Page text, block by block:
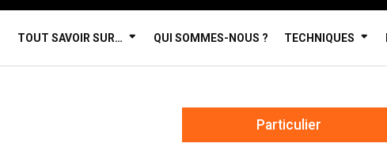
TOUT SAVOIR SUR… QUI SOMMES-NOUS ? TECHNIQUES
Particulier